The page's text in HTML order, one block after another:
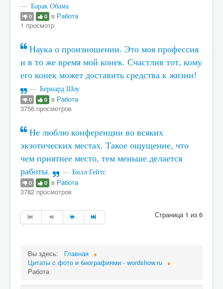
Барак Обама
0 0 в Работа
1 просмотр
Наука о произношении. Это моя профессия
и в то же время мой конек. Счастлив тот, кому
его конек может доставить средства к жизни!
Бернард Шоу
0 0 в Работа
3756 просмотров
Не люблю конференции во всяких
экзотических местах. Такое ощущение, что
чем приятнее место, тем меньше делается
работы.
Билл Гейтс
0 0 в Работа
3782 просмотров
Страница 1 из 6
Вы здесь:
Главная
Цитаты c фото и биографиями - wordshow.ru
Работа